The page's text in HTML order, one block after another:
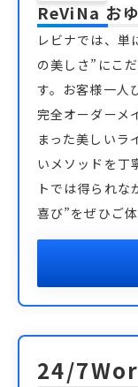
ReViNa お
レビナでは、単
の美しさ”にこ
す。お客様一人
完全オーダーメ
まった美しいラ
いメソッドを丁
トでは得られな
喜び”をぜひご体
24/